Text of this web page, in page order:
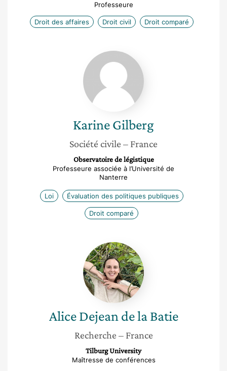
Professeure
Droit des affaires Droit civil Droit comparé
Karine
Gilberg
KarineGilberg
Société civile – France
Observatoire de légistique
Professeure associée à l’Université de
Nanterre
Loi Évaluation des politiques publiques
Droit comparé
Alice
Dejean
de
la
Batie
Alice Dejean de la Batie
Recherche – France
Tilburg University
Maîtresse de conférences